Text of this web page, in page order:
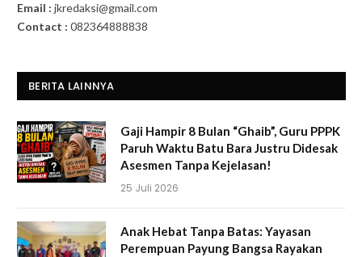
Email : jkredaksi@gmail.com
Contact : 082364888838
BERITA LAINNYA
Gaji Hampir 8 Bulan “Ghaib”, Guru PPPK
Paruh Waktu Batu Bara Justru Didesak
Asesmen Tanpa Kejelasan!
25 Juli 2026
Anak Hebat Tanpa Batas: Yayasan
Perempuan Payung Bangsa Rayakan